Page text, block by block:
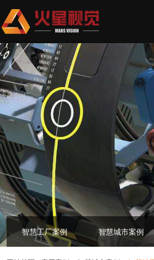
智慧工厂案例 智慧城市案例